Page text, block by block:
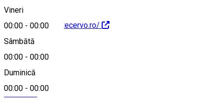
Vineri
00:00 - 00:00
Sâmbătă
00:00 - 00:00
Duminică
00:00 - 00:00
https://www.montecervo.ro/
0766726481
Rezervări